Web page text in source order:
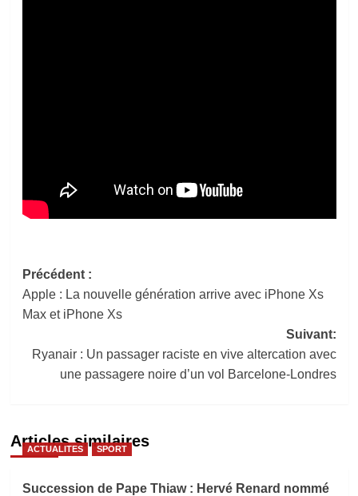
Navigation
d’article
Précédent :
Apple : La nouvelle génération arrive avec iPhone Xs
Max et iPhone Xs
Suivant:
Ryanair : Un passager raciste en vive altercation avec
une passagere noire d’un vol Barcelone-Londres
Articles similaires
ACTUALITES SPORT
Succession de Pape Thiaw : Hervé Renard nommé